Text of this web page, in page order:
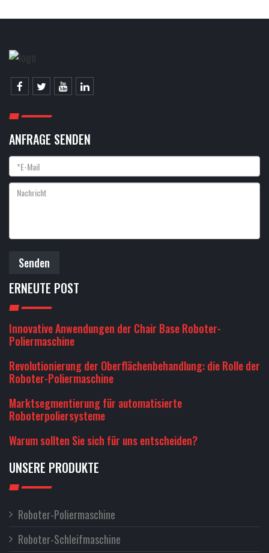
ANFRAGE SENDEN
Senden
ERNEUTE POST
Innovative Anwendungen der Chair Base Roboter-
Poliermaschine
Revolutionierung der Oberflächenbehandlung: die Rolle der
Roboter-Poliermaschine
Marktsegmentierung für automatisierte
Roboterpoliersysteme
Warum sollten Sie sich für uns entscheiden?
UNSERE PRODUKTE
Roboter-Poliermaschine
Roboter-Schleifmaschine